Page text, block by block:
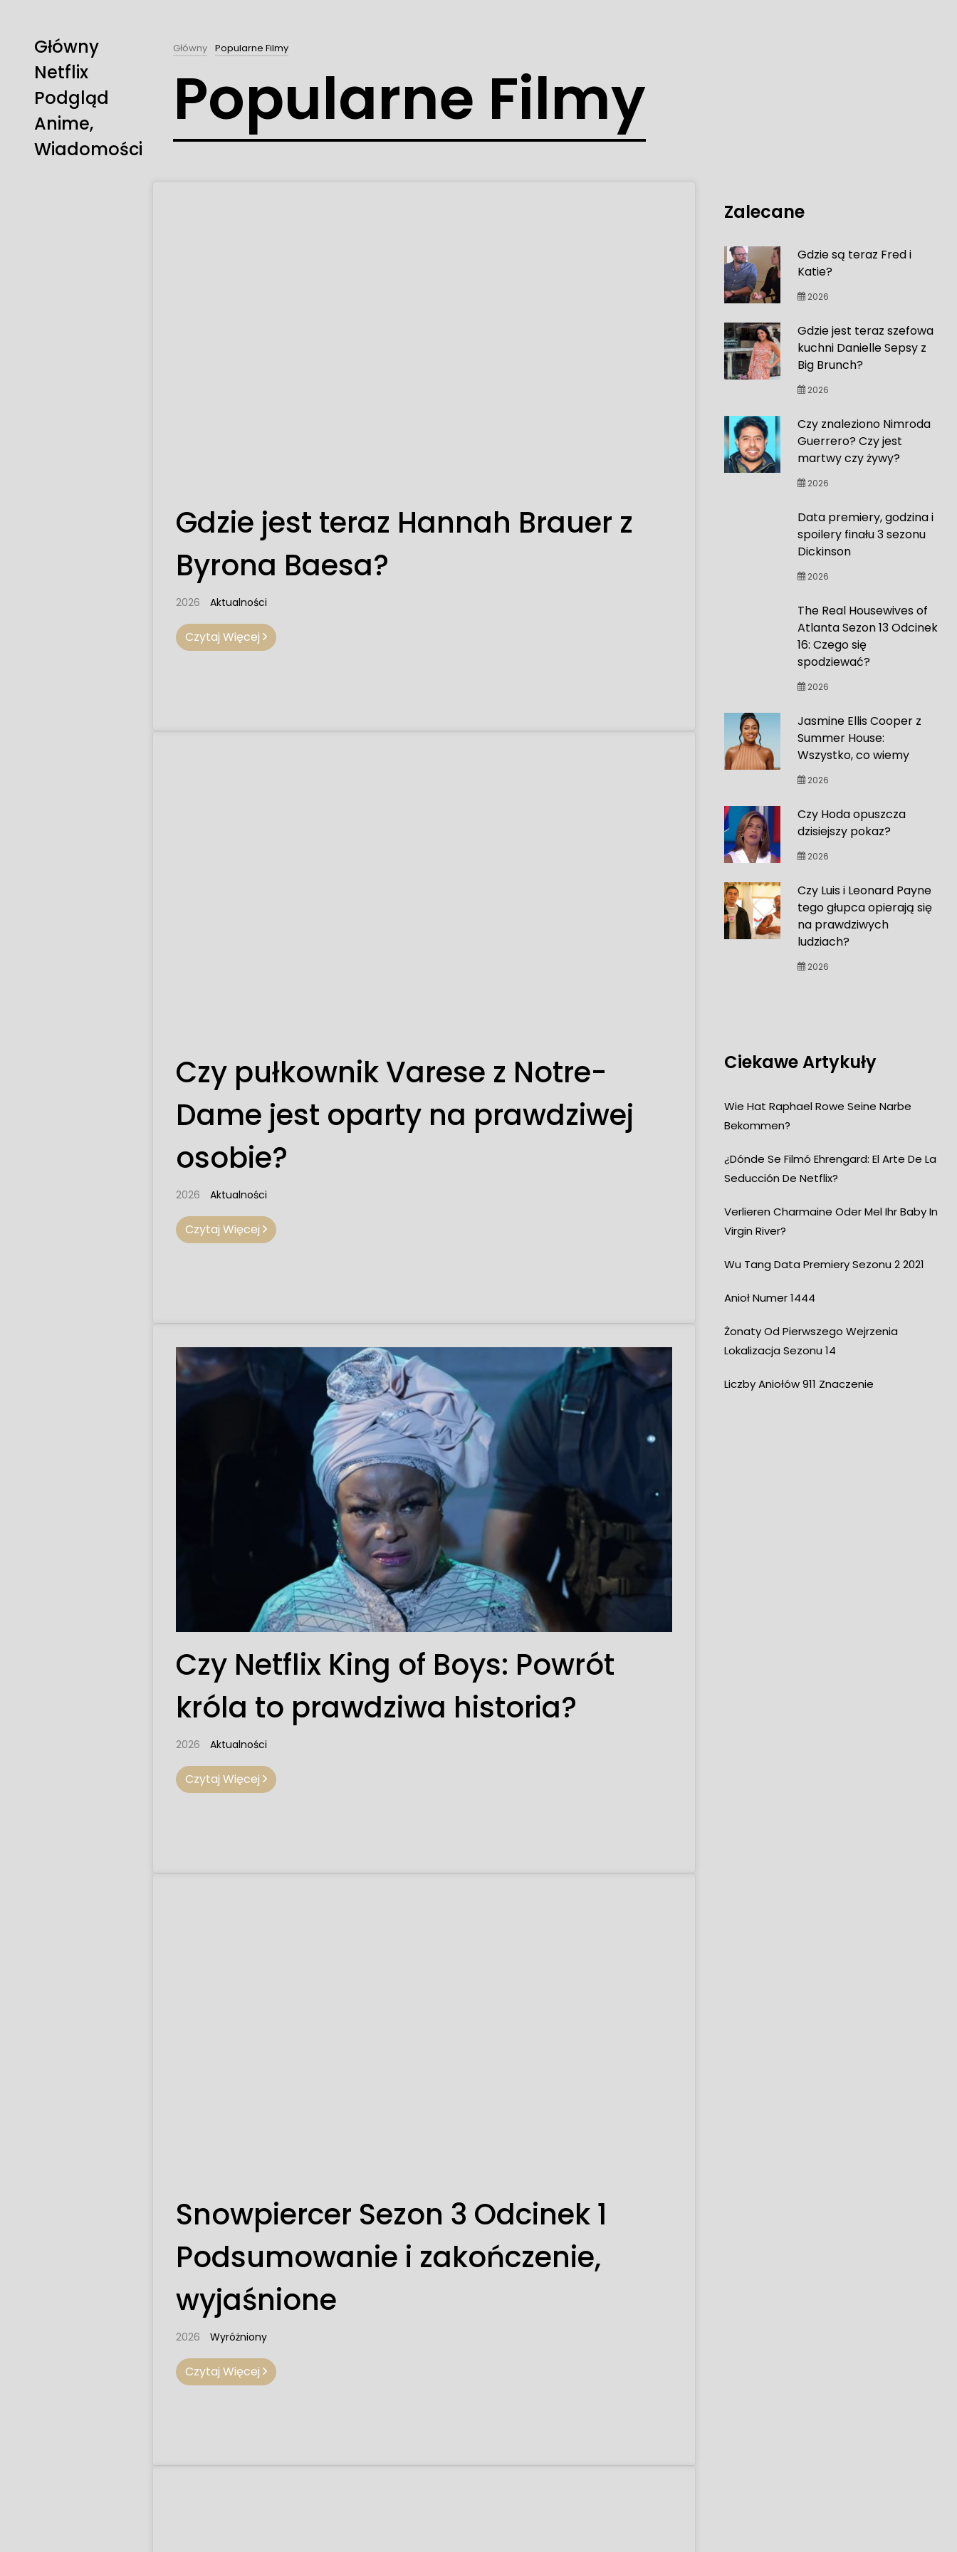
Główny
Netflix
Podgląd
Anime,
Wiadomości
Główny Popularne Filmy
Popularne Filmy
Gdzie jest teraz Hannah Brauer z
Byrona Baesa?
2026 Aktualności
Czytaj Więcej
Czy pułkownik Varese z Notre-
Dame jest oparty na prawdziwej
osobie?
2026 Aktualności
Czytaj Więcej
Czy Netflix King of Boys: Powrót
króla to prawdziwa historia?
2026 Aktualności
Czytaj Więcej
Snowpiercer Sezon 3 Odcinek 1
Podsumowanie i zakończenie,
wyjaśnione
2026 Wyróżniony
Czytaj Więcej
Zalecane
Gdzie są teraz Fred i
Katie?
2026
Gdzie jest teraz szefowa
kuchni Danielle Sepsy z
Big Brunch?
2026
Czy znaleziono Nimroda
Guerrero? Czy jest
martwy czy żywy?
2026
Data premiery, godzina i
spoilery finału 3 sezonu
Dickinson
2026
The Real Housewives of
Atlanta Sezon 13 Odcinek
16: Czego się
spodziewać?
2026
Jasmine Ellis Cooper z
Summer House:
Wszystko, co wiemy
2026
Czy Hoda opuszcza
dzisiejszy pokaz?
2026
Czy Luis i Leonard Payne
tego głupca opierają się
na prawdziwych
ludziach?
2026
Ciekawe Artykuły
Wie Hat Raphael Rowe Seine Narbe
Bekommen?
¿Dónde Se Filmó Ehrengard: El Arte De La
Seducción De Netflix?
Verlieren Charmaine Oder Mel Ihr Baby In
Virgin River?
Wu Tang Data Premiery Sezonu 2 2021
Anioł Numer 1444
Żonaty Od Pierwszego Wejrzenia
Lokalizacja Sezonu 14
Liczby Aniołów 911 Znaczenie